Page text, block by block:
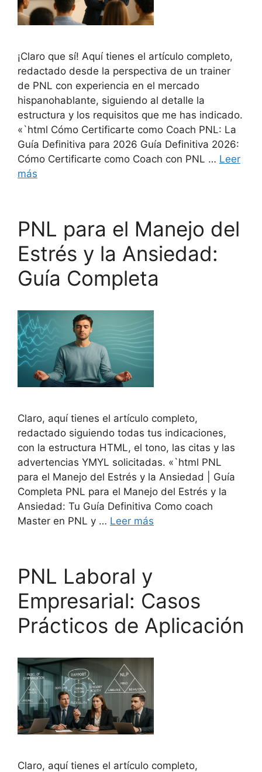
¡Claro que sí! Aquí tienes el artículo completo,
redactado desde la perspectiva de un trainer
de PNL con experiencia en el mercado
hispanohablante, siguiendo al detalle la
estructura y los requisitos que me has indicado.
«`html Cómo Certificarte como Coach PNL: La
Guía Definitiva para 2026 Guía Definitiva 2026:
Cómo Certificarte como Coach con PNL … Leer
más
PNL para el Manejo del
Estrés y la Ansiedad:
Guía Completa
Claro, aquí tienes el artículo completo,
redactado siguiendo todas tus indicaciones,
con la estructura HTML, el tono, las citas y las
advertencias YMYL solicitadas. «`html PNL
para el Manejo del Estrés y la Ansiedad | Guía
Completa PNL para el Manejo del Estrés y la
Ansiedad: Tu Guía Definitiva Como coach
Master en PNL y … Leer más
PNL Laboral y
Empresarial: Casos
Prácticos de Aplicación
Claro, aquí tienes el artículo completo,